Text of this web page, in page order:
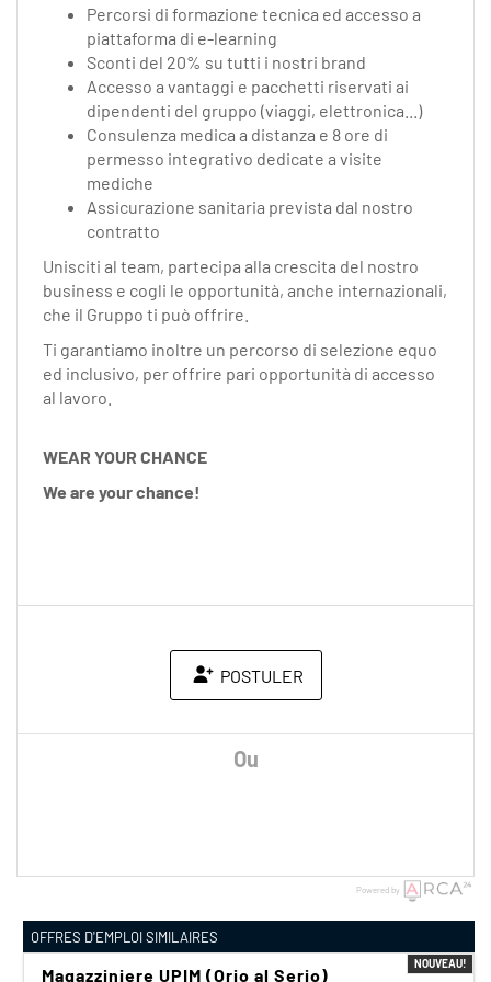
Percorsi di formazione tecnica ed accesso a
piattaforma di e-learning
Sconti del 20% su tutti i nostri brand
Accesso a vantaggi e pacchetti riservati ai
dipendenti del gruppo (viaggi, elettronica...)
Consulenza medica a distanza e 8 ore di
permesso integrativo dedicate a visite
mediche
Assicurazione sanitaria prevista dal nostro
contratto
Unisciti al team, partecipa alla crescita del nostro
business e cogli le opportunità, anche internazionali,
che il Gruppo ti può offrire.
Ti garantiamo inoltre un percorso di selezione equo
ed inclusivo, per offrire pari opportunità di accesso
al lavoro.
WEAR YOUR CHANCE
We are your chance!
POSTULER
Ou
Powered by
OFFRES D'EMPLOI SIMILAIRES
NOUVEAU!
Magazziniere UPIM (Orio al Serio)